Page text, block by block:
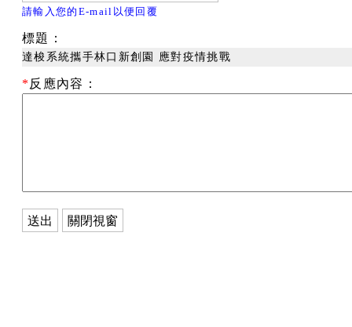
請輸入您的E-mail以便回覆
標題：
達梭系統攜手林口新創園 應對疫情挑戰
* 反應內容：